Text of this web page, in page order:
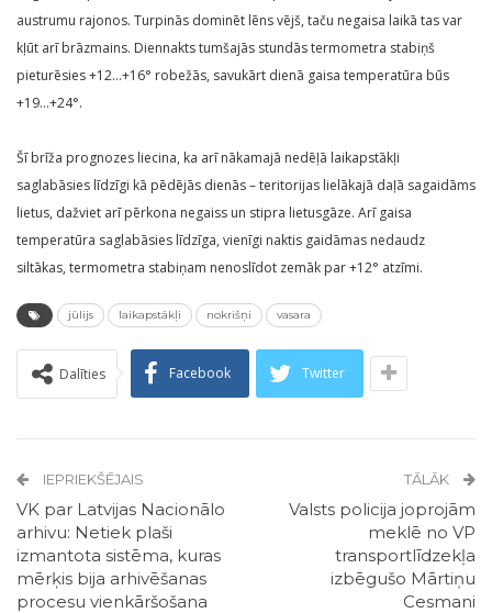
austrumu rajonos. Turpinās dominēt lēns vējš, taču negaisa laikā tas var
kļūt arī brāzmains. Diennakts tumšajās stundās termometra stabiņš
pieturēsies +12…+16° robežās, savukārt dienā gaisa temperatūra būs
+19…+24°.
Šī brīža prognozes liecina, ka arī nākamajā nedēļā laikapstākļi
saglabāsies līdzīgi kā pēdējās dienās – teritorijas lielākajā daļā sagaidāms
lietus, dažviet arī pērkona negaiss un stipra lietusgāze. Arī gaisa
temperatūra saglabāsies līdzīga, vienīgi naktis gaidāmas nedaudz
siltākas, termometra stabiņam nenoslīdot zemāk par +12° atzīmi.
jūlijs laikapstākļi nokrišņi vasara
Dalīties Facebook Twitter
IEPRIEKŠĒJAIS
VK par Latvijas Nacionālo
arhivu: Netiek plaši
izmantota sistēma, kuras
mērķis bija arhivēšanas
procesu vienkāršošana
TĀLĀK
Valsts policija joprojām
meklē no VP
transportlīdzekļa
izbēgušo Mārtiņu
Cesmani